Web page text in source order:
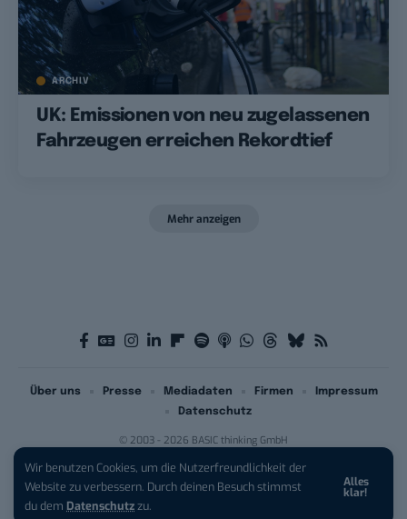
Wir benutzen Cookies, um die Nutzerfreundlichkeit der
Website zu verbessern. Durch deinen Besuch stimmst
du dem Datenschutzzu.
Alles
klar!
ARCHIV
UK: Emissionen von neu zugelassenen
Fahrzeugen erreichen Rekordtief
Mehr anzeigen
© 2003 - 2026 BASIC thinking GmbH
Über uns Presse Mediadaten Firmen
Impressum
Datenschutz
iPhone 17 Pro sichern:Für 1 € +
200 € Hardware-Bonus!